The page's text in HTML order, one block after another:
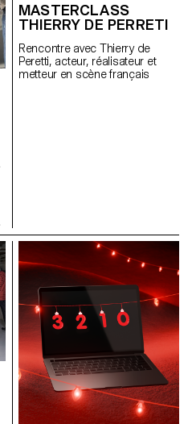
MASTERCLASS
THIERRY DE PERRETI
Rencontre avec Thierry de
Peretti, acteur, réalisateur et
metteur en scène français